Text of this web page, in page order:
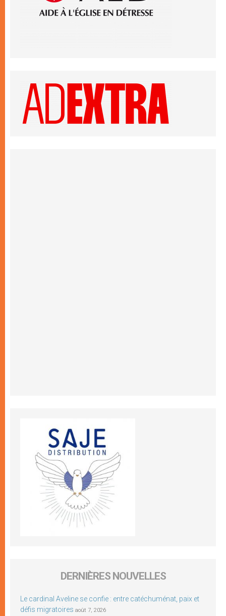
DERNIÈRES NOUVELLES
Le cardinal Aveline se confie : entre catéchuménat, paix et
défis migratoires août 7, 2026